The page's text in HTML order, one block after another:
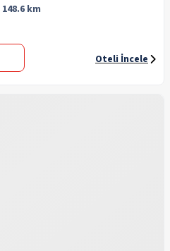
148.6 km
Oteli İncele